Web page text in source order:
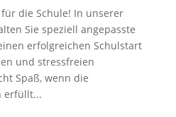
die Schule! In unserer
Sie speziell angepasste
erfolgreichen Schulstart
und stressfreien
Spaß, wenn die
erfüllt...